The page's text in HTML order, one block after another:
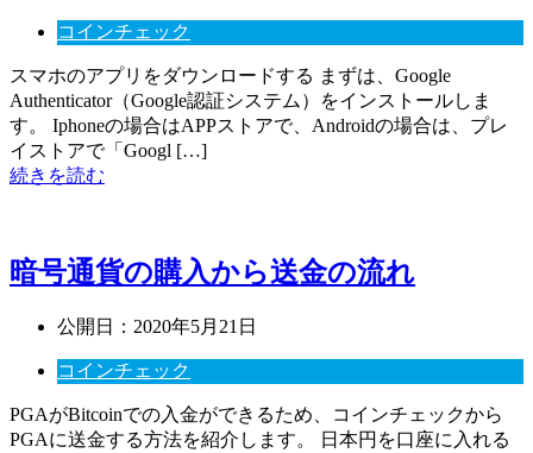
コインチェック
スマホのアプリをダウンロードする まずは、Google
Authenticator（Google認証システム）をインストールしま
す。 Iphoneの場合はAPPストアで、Androidの場合は、プレ
イストアで「Googl […]
続きを読む
暗号通貨の購入から送金の流れ
公開日： 2020年5月21日
コインチェック
PGAがBitcoinでの入金ができるため、コインチェックから
PGAに送金する方法を紹介します。 日本円を口座に入れる